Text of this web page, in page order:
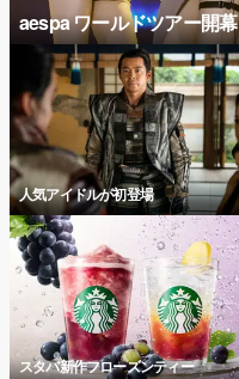
aespa ワールドツアー開幕
人気アイドルが初登場
スタバ新作フローズンティー